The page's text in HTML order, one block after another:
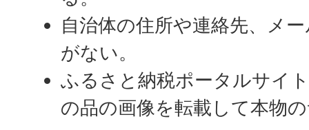
自治体の住所や連絡先、メ
がない。
ふるさと納税ポータルサイ
の品の画像を転載して本物